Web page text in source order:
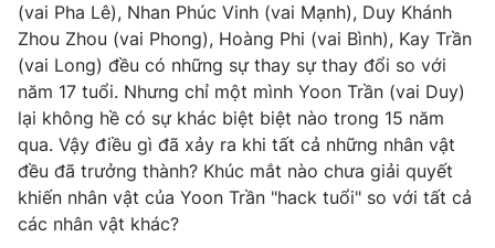
Phim VTV
Hậu trường
Nhân vật
Khán giả
Giải sao mai
Giải trí
Điện ảnh
Âm nhạc
Sao
Đời sống
Du lịch
Làm đẹp
Chất lượng cuộc sống
Giáo dục
Tuyển sinh
Công nghệ
(vai Pha Lê), Nhan Phúc Vinh (vai Mạnh), Duy Khánh
Zhou Zhou (vai Phong), Hoàng Phi (vai Bình), Kay Trần
(vai Long) đều có những sự thay sự thay đổi so với
năm 17 tuổi. Nhưng chỉ một mình Yoon Trần (vai Duy)
lại không hề có sự khác biệt biệt nào trong 15 năm
qua. Vậy điều gì đã xảy ra khi tất cả những nhân vật
đều đã trưởng thành? Khúc mắt nào chưa giải quyết
khiến nhân vật của Yoon Trần "hack tuổi" so với tất cả
các nhân vật khác?